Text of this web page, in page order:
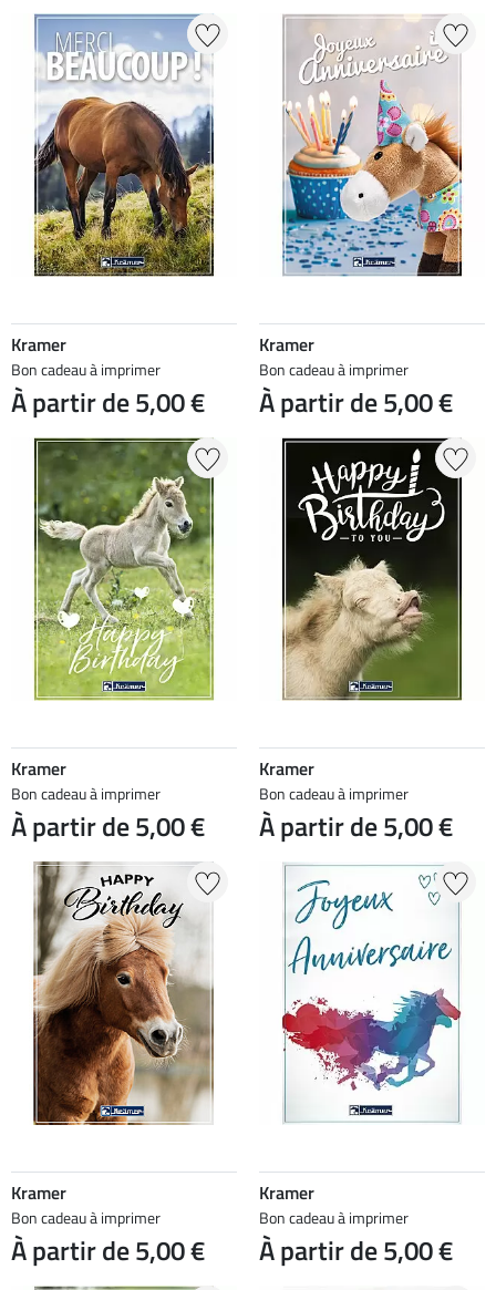
Kramer
Bon cadeau à imprimer
À partir de 5,00 €
Kramer
Bon cadeau à imprimer
À partir de 5,00 €
Kramer
Bon cadeau à imprimer
À partir de 5,00 €
Kramer
Bon cadeau à imprimer
À partir de 5,00 €
Kramer
Bon cadeau à imprimer
À partir de 5,00 €
Kramer
Bon cadeau à imprimer
À partir de 5,00 €